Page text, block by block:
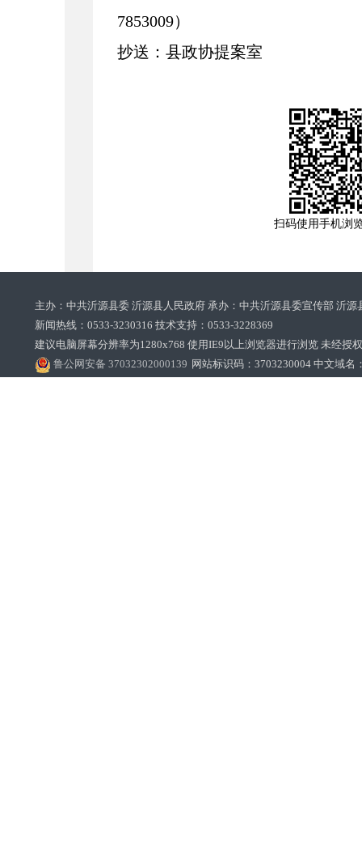
7853009）
抄送：县政协提案室
扫码使用手机浏
主办：中共沂源县委 沂源县人民政府 承办：中共沂源县委宣传部 沂
新闻热线：0533-3230316 技术支持：0533-3228369‌‌
建议电脑屏幕分辨率为1280x768 使用IE9以上浏览器进行浏览 未经授
鲁公网安备 37032302000139 网站标识码：3703230004 中文域名